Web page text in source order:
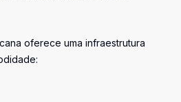
oferece uma infraestrutura